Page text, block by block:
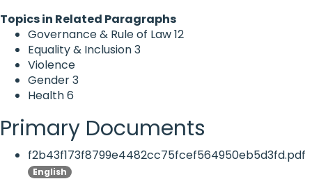
Topics in Related Paragraphs
Governance & Rule of Law12
Equality & Inclusion3
Violence
Gender3
Health6
Primary Documents
f2b43f173f8799e4482cc75fcef564950eb5d3fd.pdf
English